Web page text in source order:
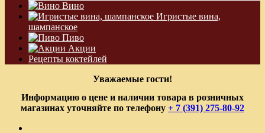
Вино
Игристые вина,
шампанское
Пиво
Акции
Рецепты коктейлей
Уважаемые гости!
Информацию о цене и наличии товара в розничных
магазинах уточняйте по телефону + 7 (391) 275-80-92